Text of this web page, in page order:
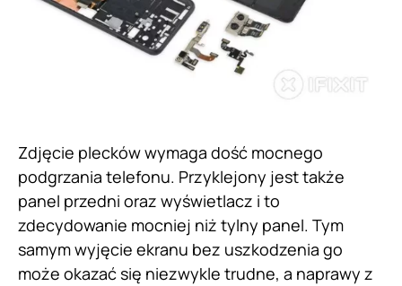
Zdjęcie plecków wymaga dość mocnego
podgrzania telefonu. Przyklejony jest także
panel przedni oraz wyświetlacz i to
zdecydowanie mocniej niż tylny panel. Tym
samym wyjęcie ekranu bez uszkodzenia go
może okazać się niezwykle trudne, a naprawy z